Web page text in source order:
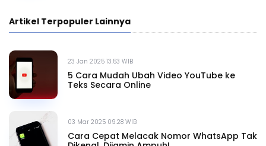
Artikel Terpopuler Lainnya
23 Jan 2025 13.53 WIB
5 Cara Mudah Ubah Video YouTube ke
Teks Secara Online
03 Mar 2025 09.28 WIB
Cara Cepat Melacak Nomor WhatsApp Tak